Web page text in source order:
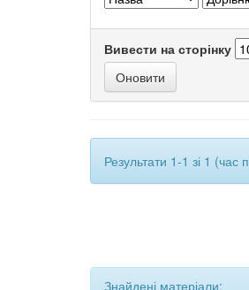
Вивести на сторінку
Результати 1-1 зі 1
Знайдені матеріали: